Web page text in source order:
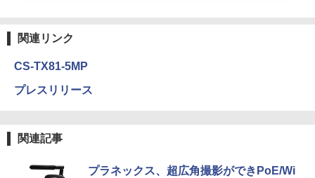
関連リンク
CS-TX81-5MP
プレスリリース
関連記事
プラネックス、超広角撮影ができPoE/Wi